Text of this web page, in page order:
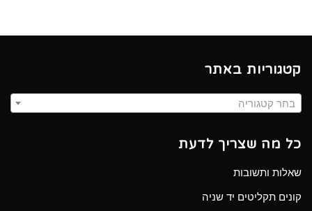
קטגוריות באתר
בחר קטגוריה
כל מה שצריך לדעת
שאלות ותשובות
קונים תקליטים יד שניה